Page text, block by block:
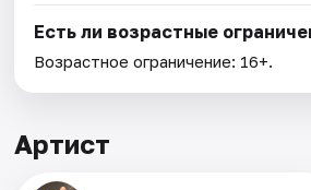
Есть ли возрастные
Возрастное ограничение: 16+.
Артист